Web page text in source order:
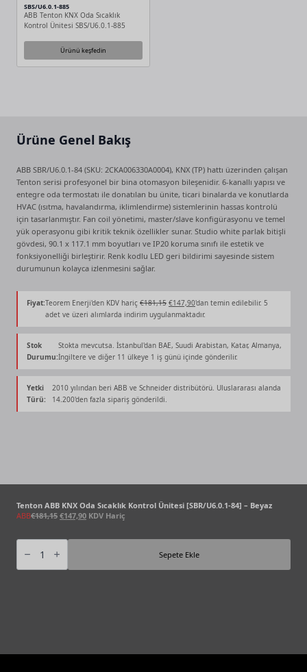
SBS/U6.0.1-885
ABB Tenton KNX Oda Sıcaklık
Kontrol Ünitesi SBS/U6.0.1-885
Ürünü keşfedin
Ürüne Genel Bakış
ABB SBR/U6.0.1-84 (SKU: 2CKA006330A0004), KNX (TP) hattı üzerinden çalışan
Tenton serisi profesyonel bir bina otomasyon bileşenidir. 6-kanallı yapısı ve
entegre oda termostatı ile donatılan bu ünite, ticari binalarda ve konutlarda
HVAC (ısıtma, havalandırma, iklimlendirme) sistemlerinin hassas kontrolü
için tasarlanmıştır. Fan coil yönetimi, master/slave konfigürasyonu ve temel
yük operasyonu gibi kritik teknik özellikler sunar. Studio white parlak bitişli
gövdesi, 90.1 x 117.1 mm boyutları ve IP20 koruma sınıfı ile estetik ve
fonksiyonelliği birleştirir. Renk kodlu LED geri bildirimi sayesinde sistem
durumunun kolayca izlenmesini sağlar.
Fiyat:Teorem Enerji'den KDV hariç €181,15 Orijinal
fiyat:
€147,90Şu
andaki
'dan temin edilebilir. 5
adet ve üzeri alımlarda indirim uygulanmaktadır.
Stok
Durumu:
Stokta mevcutsa. İstanbul'dan BAE, Suudi Arabistan, Katar, Almanya,
İngiltere ve diğer 11 ülkeye 1 iş günü içinde gönderilir.
Yetki
Türü:
2010 yılından beri ABB ve Schneider distribütörü. Uluslararası alanda
14.200'den fazla sipariş gönderildi.
Tenton ABB KNX Oda Sıcaklık Kontrol Ünitesi [SBR/U6.0.1-84] – Beyaz
ABB€181,15 Orijinal
€181,15.
€147,90Şu
fiyat:
KDV Hariç
Tenton
ABB
Oda
Sepete Ekle